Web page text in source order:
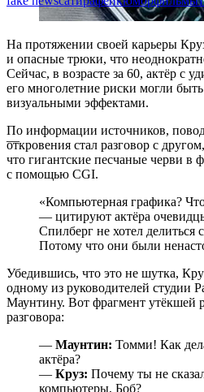
На протяжении своей карьеры
и опасные трюки, что
Сейчас, в возрасте за 60, актёр с
его многолетние риски могли
визуальными эффектами.
По информации источников,
откровения стал разговор с
что гигантские песчаные черви в
с помощью CGI.
«Компьютерная графика?
— цитируют актёра
Спилберг не хотел делиться
Потому что они были
Убедившись, что это не шутка,
одному из руководителей студии
Маунтину. Вот фрагмент утёкшей
разговора:
— Маунтин: Томми! Как
актёра?
— Круз: Почему ты не
компьютеры, Боб?
—